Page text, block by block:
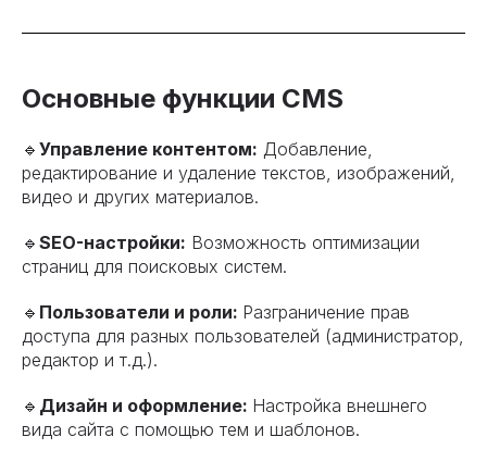
Основные функции CMS
🔹 Управление контентом: Добавление,
редактирование и удаление текстов, изображений,
видео и других материалов.
🔹 SEO-настройки: Возможность оптимизации
страниц для поисковых систем.
🔹 Пользователи и роли: Разграничение прав
доступа для разных пользователей (администратор,
редактор и т.д.).
🔹 Дизайн и оформление: Настройка внешнего
вида сайта с помощью тем и шаблонов.